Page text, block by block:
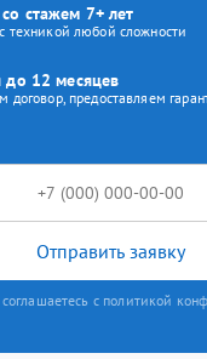
стажем 7+ лет
техникой любой сложности
до 12 месяцев
договор, предоставляем
Отправить заявку
с политикой